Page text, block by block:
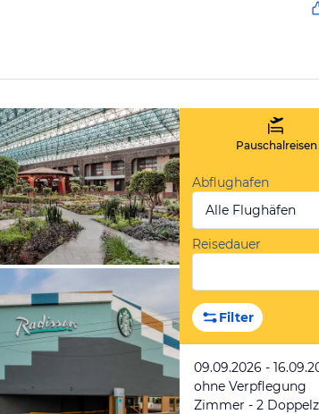
Pauschalreisen
Abflughafen
Alle Flughäfen
Reisedauer
Filter
09.09.2026 -
ohne Verpflegung